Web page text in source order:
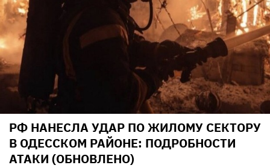
РФ НАНЕСЛА УДАР ПО ЖИЛОМУ СЕКТОРУ
В ОДЕССКОМ РАЙОНЕ: ПОДРОБНОСТИ
АТАКИ (ОБНОВЛЕНО)